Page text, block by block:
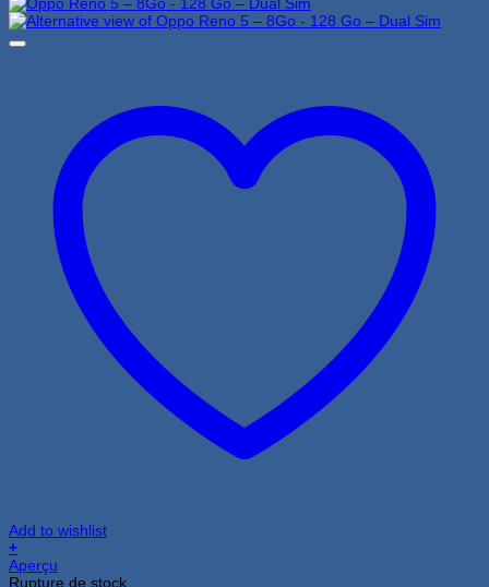
Add to wishlist
+
Ce
produit
Aperçu
Rupture de stock